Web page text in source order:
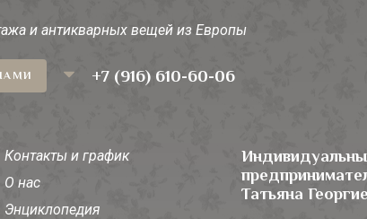
и антикварных вещей из Европы
+7 (916) 610-60-06
Контакты и график
О нас
Энциклопедия
Татьяна